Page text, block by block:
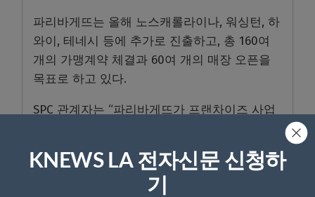
파리바게뜨는 올해 노스캐롤라이나, 워싱턴, 하
와이, 테네시 등에 추가로 진출하고, 총 160여
개의 가맹계약 체결과 60여 개의 매장 오픈을
목표로 하고 있다.
SPC 관계자는 “파리바게뜨가 프랜차이즈 사업
국 시장에서 높게 평가받고 있어 기쁘다”며 “보
다 적극적으로 사업을 펼쳐 2030년까지 북미
1000개 매장 달성에 박차를 가하겠다”고 말했
KNEWS LA 전자신문 신청하
기